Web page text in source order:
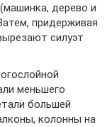
дерево и
придерживая
силуэт
меньшего
большей
колонны на